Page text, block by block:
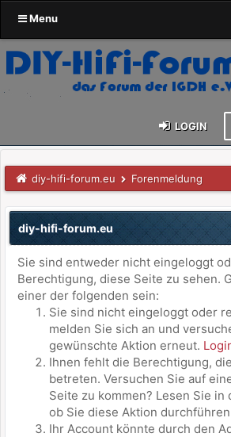
Menu
LOGIN
diy-hifi-forum.eu Forenmeldung
diy-hifi-forum.eu
Sie sind entweder nicht eingeloggt
Berechtigung, diese Seite zu sehen.
einer der folgenden sein:
Sie sind nicht eingeloggt oder
melden Sie sich an und
gewünschte Aktion erneut.
Ihnen fehlt die Berechtigung,
betreten. Versuchen Sie auf
Seite zu kommen? Lesen Sie in
ob Sie diese Aktion
Ihr Account könnte durch den